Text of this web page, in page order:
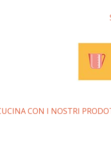
CON I NOSTRI